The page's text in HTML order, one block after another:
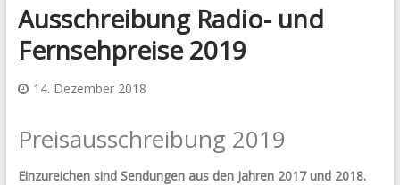
Ausschreibung Radio- und
Fernsehpreise 2019
14. Dezember 2018
Preisausschreibung 2019
Einzureichen sind Sendungen aus den Jahren 2017 und 2018.